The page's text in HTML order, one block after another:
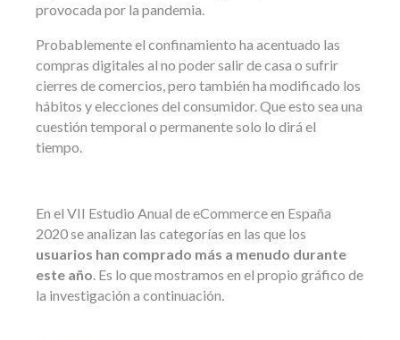
provocada por la pandemia.
Probablemente el confinamiento ha acentuado las
compras digitales al no poder salir de casa o sufrir
cierres de comercios, pero también ha modificado los
hábitos y elecciones del consumidor. Que esto sea una
cuestión temporal o permanente solo lo dirá el
tiempo.
En el VII Estudio Anual de eCommerce en España
2020 se analizan las categorías en las que los
usuarios han comprado más a menudo durante
este año. Es lo que mostramos en el propio gráfico de
la investigación a continuación.